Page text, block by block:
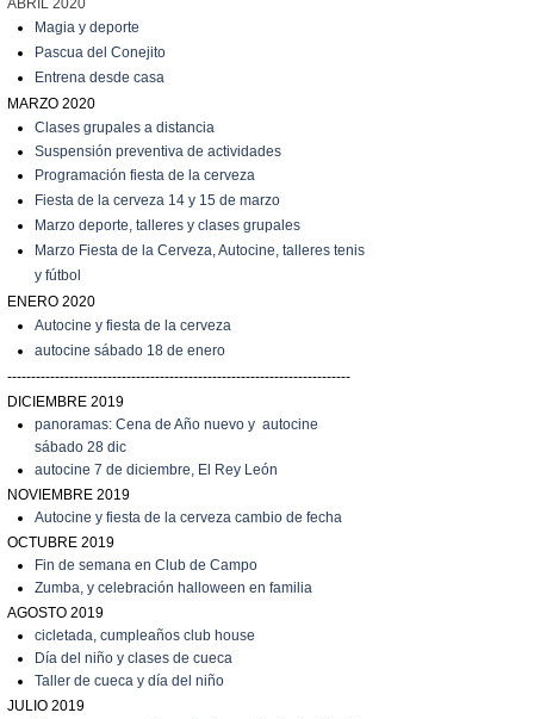
ABRIL 2020
Magia y deporte
Pascua del Conejito
Entrena desde casa
MARZO 2020
C lases grupales a distancia
Suspensión preventiva de actividades
Programación fiesta de la cerveza
Fiesta de la cerveza 14 y 15 de marzo
Marzo deporte, talleres y clases grupales
Marzo Fiesta de la Cerveza, Autocine, talleres tenis
y fútbol
ENERO 2020
Autocine y fiesta de la cerveza
autocine sábado 18 de enero
------------------------------------------------------------------------
DICIEMBRE 2019
panoramas: Cena de Año nuevo y autocine
sábado 28 dic
autocine 7 de diciembre, El Rey León
NOVIEMBRE 2019
Autocine y fiesta de la cerveza cambio de fecha
OCTUBRE 2019
Fin de semana en Club de Campo
Zumba, y celebración halloween en familia
AGOSTO 2019
cicletada, cumpleaños club house
Día del niño y clases de cueca
Taller de cueca y día del niño
JULIO 2019